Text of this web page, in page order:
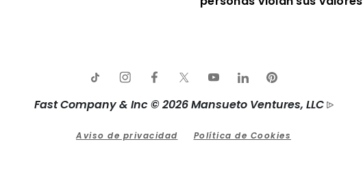
Fast Company & Inc © 2026 Mansueto Ventures, LLC
Aviso de privacidad Política de Cookies